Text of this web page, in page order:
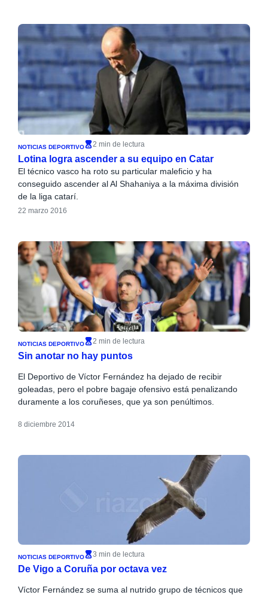
NOTICIAS DEPORTIVO 2 min de lectura
Lotina logra ascender a su equipo en Catar
El técnico vasco ha roto su particular maleficio y ha
conseguido ascender al Al Shahaniya a la máxima división
de la liga catarí.
22 marzo 2016
NOTICIAS DEPORTIVO 2 min de lectura
Sin anotar no hay puntos
El Deportivo de Víctor Fernández ha dejado de recibir
goleadas, pero el pobre bagaje ofensivo está penalizando
duramente a los coruñeses, que ya son penúltimos.
8 diciembre 2014
NOTICIAS DEPORTIVO 3 min de lectura
De Vigo a Coruña por octava vez
Víctor Fernández se suma al nutrido grupo de técnicos que